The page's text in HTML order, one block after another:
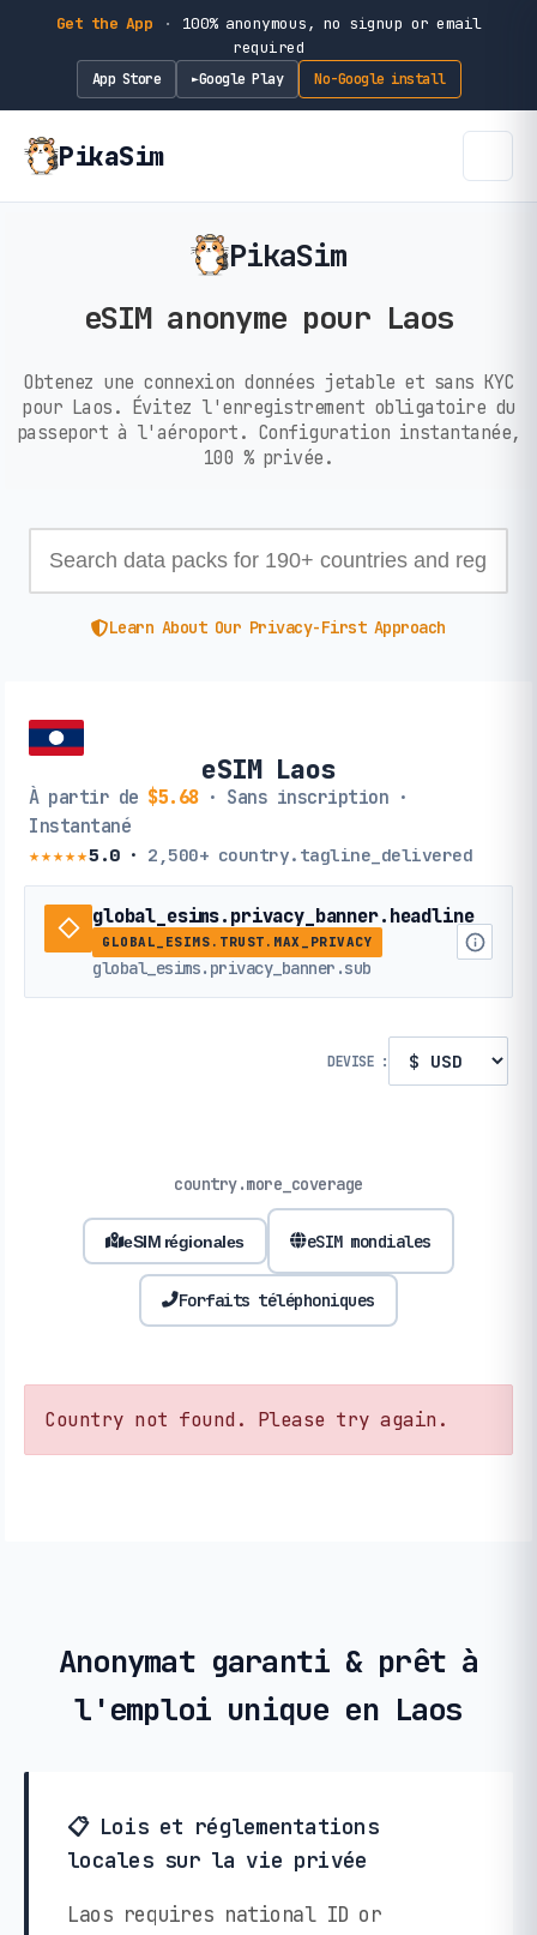
Get the App ·
100% anonymous, no signup or email
required
App Store ►Google Play No-Google install
PikaSim
PikaSim
eSIM anonyme pour Laos
Obtenez une connexion données jetable et sans KYC
pour Laos. Évitez l'enregistrement obligatoire du
passeport à l'aéroport. Configuration instantanée,
100 % privée.
Learn About Our Privacy-First Approach
eSIM Laos
À partir de $5.68· Sans inscription ·
Instantané
★★★★★5.0· 2,500+ country.tagline_delivered
global_esims.privacy_banner.headline
GLOBAL_ESIMS.TRUST.MAX_PRIVACY
global_esims.privacy_banner.sub
DEVISE :
country.more_coverage
eSIM régionales eSIM mondiales
Forfaits téléphoniques
Country not found. Please try again.
Anonymat garanti & prêt à
l'emploi unique en Laos
📋 Lois et réglementations
locales sur la vie privée
Laos requires national ID or